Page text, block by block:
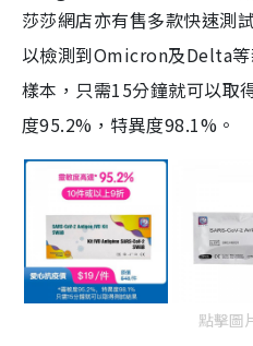
莎莎網店亦有售多款快速測
以檢測到Omicron及Delta
樣本，只需15分鐘就可以取
度95.2%，特異度98.1%。
點擊圖